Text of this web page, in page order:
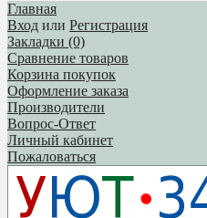
Главная
Вход или Регистрация
Закладки (0)
Сравнение товаров
Корзина покупок
Оформление заказа
Производители
Вопрос-Ответ
Личный кабинет
Пожаловаться